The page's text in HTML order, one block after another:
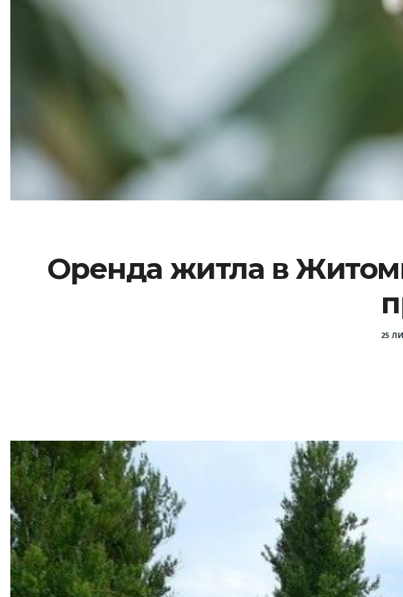
Оренда житла в
25